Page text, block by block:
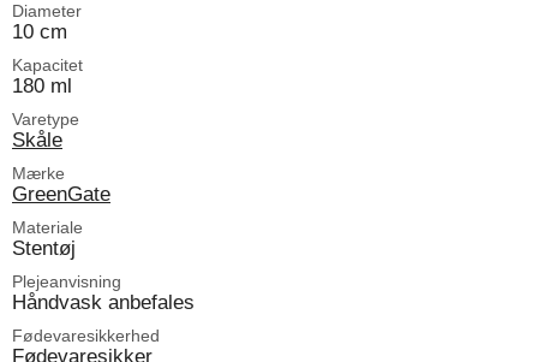
Diameter
10 cm
Kapacitet
180 ml
Varetype
Skåle
Mærke
GreenGate
Materiale
Stentøj
Plejeanvisning
Håndvask anbefales
Fødevaresikkerhed
Fødevaresikker